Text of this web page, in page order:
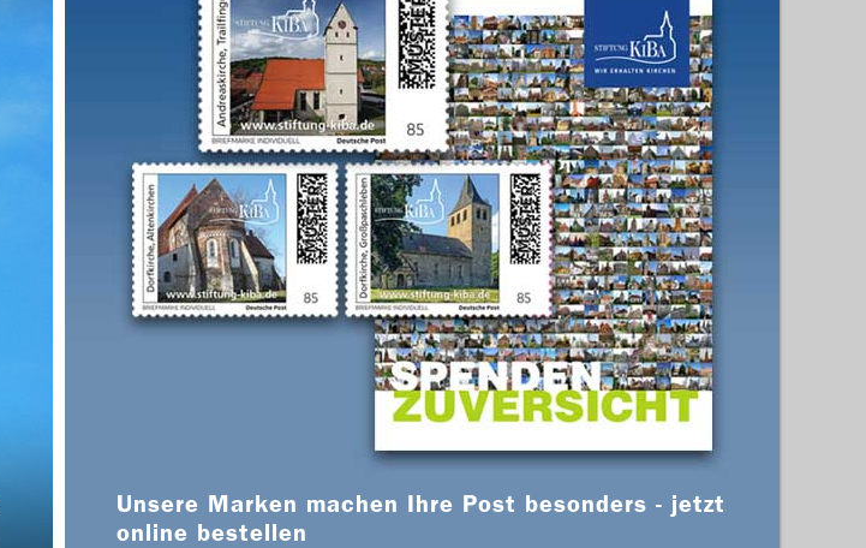
Unsere Marken machen Ihre Post besonders - jetzt
online bestellen